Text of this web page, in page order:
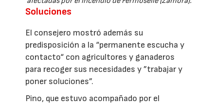
Soluciones
El consejero mostró además su
predisposición a la “permanente escucha y
contacto“ con agricultores y ganaderos
para recoger sus necesidades y ”trabajar y
poner soluciones”.
Pino, que estuvo acompañado por el